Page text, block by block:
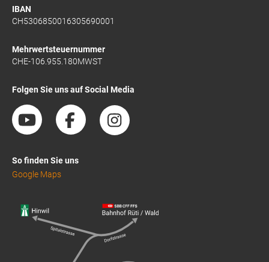
IBAN
CH5306850016305690001
Mehrwertsteuernummer
CHE-106.955.180MWST
Folgen Sie uns auf Social Media
So finden Sie uns
Google Maps